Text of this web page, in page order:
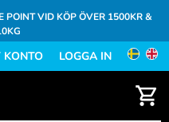
POINT VID KÖP ÖVER 1500KR &
KONTO LOGGA IN